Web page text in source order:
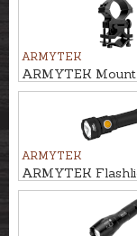
ARMYTEK
ARMYTEK
flashlight AWM-
ARMYTEK
ARMYTEK
C2 PRO MAX